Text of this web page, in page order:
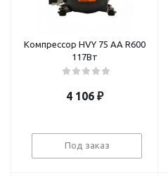
Компрессор НVY 75 AA R600
117Вт
4 106 ₽
Под заказ